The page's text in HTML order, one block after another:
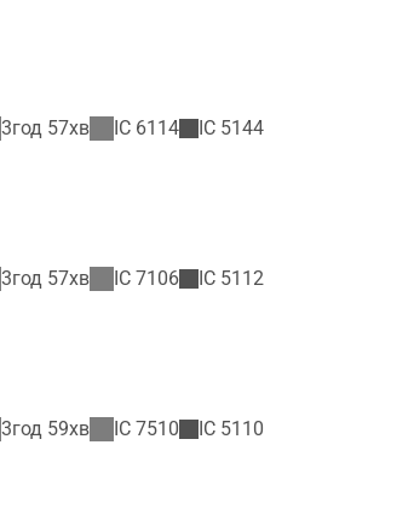
3год 57хв IC 6114 IC 5144
3год 57хв IC 7106 IC 5112
3год 59хв IC 7510 IC 5110